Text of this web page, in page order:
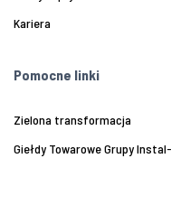
Kariera
Pomocne linki
Zielona transformacja
Giełdy Towarowe Grupy